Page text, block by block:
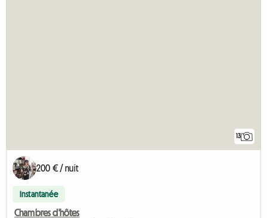
13
200 € / nuit
Instantanée
Chambres d'hôtes